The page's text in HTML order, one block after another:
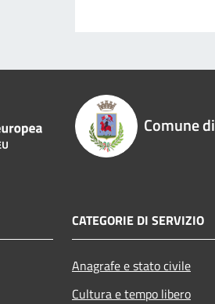
Comune
CATEGORIE DI SERVIZIO
Anagrafe e stato civile
Cultura e tempo libero